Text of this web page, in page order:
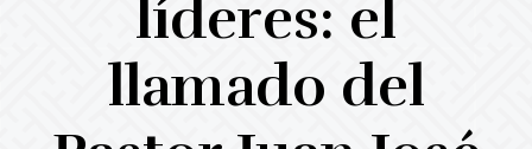
líderes: el
llamado del